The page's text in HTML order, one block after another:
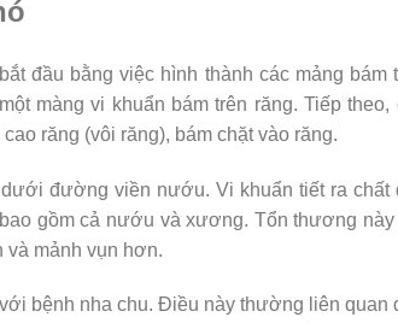
đầu bằng việc hình thành các mảng bám
màng vi khuẩn bám trên răng. Tiếp theo,
răng (vôi răng), bám chặt vào răng.
đường viền nướu. Vi khuẩn tiết ra chất
gồm cả nướu và xương. Tổn thương này
và mảnh vụn hơn.
bệnh nha chu. Điều này thường liên quan